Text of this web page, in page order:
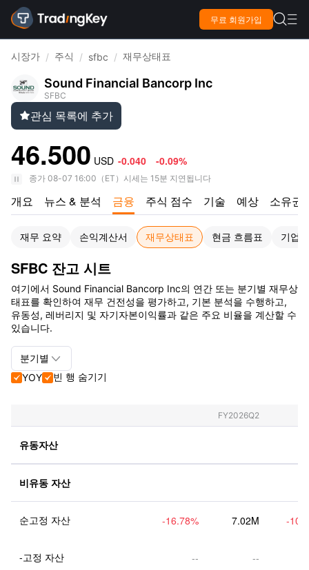
무료 회원가입  
시장가 / 주식 / sfbc / 재무상태표
Sound Financial Bancorp Inc
SFBC
관심 목록에 추가
46.500 USD -0.040 -0.09%
종가 08-07 16:00 （ ET ） 시세는 15분 지연됩니다
개요 뉴스 & 분석 금융 주식 점수 기술 예상 소유권
재무 요약 손익계산서 재무상태표 현금 흐름표 기업
SFBC 잔고 시트
여기에서 Sound Financial Bancorp Inc의 연간 또는 분기별 재무상
태표를 확인하여 재무 건전성을 평가하고, 기본 분석을 수행하고,
유동성, 레버리지 및 자기자본이익률과 같은 주요 비율을 계산할 수
있습니다.
분기별 
YOY빈 행 숨기기
FY2026Q2
유동자산
비유동 자산
순고정 자산 -16.78% 7.02M -
-고정 자산 -- --